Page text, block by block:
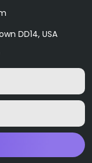
DD14, USA